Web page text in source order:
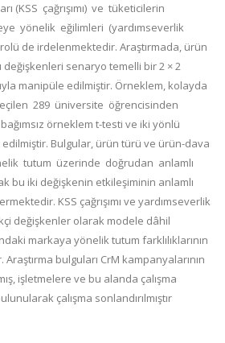
(KSS çağrışımı) ve tüketicilerin
yönelik eğilimleri (yardımseverlik
de irdelenmektedir. Araştırmada, ürün
senaryo temelli bir 2 × 2
manipüle edilmiştir. Örneklem, kolayda
289 üniversite öğrencisinden
örneklem t-testi ve iki yönlü
Bulgular, ürün türü ve ürün-dava
tutum üzerinde doğrudan anlamlı
bu iki değişkenin etkileşiminin anlamlı
KSS çağrışımı ve yardımseverlik
değişkenler olarak modele dâhil
markaya yönelik tutum farklılıklarının
bulguları CrM kampanyalarının
işletmelere ve bu alanda çalışma
çalışma sonlandırılmıştır